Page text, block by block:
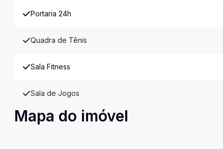
Portaria 24h
Quadra de Tênis
Sala Fitness
Sala de Jogos
Mapa do imóvel